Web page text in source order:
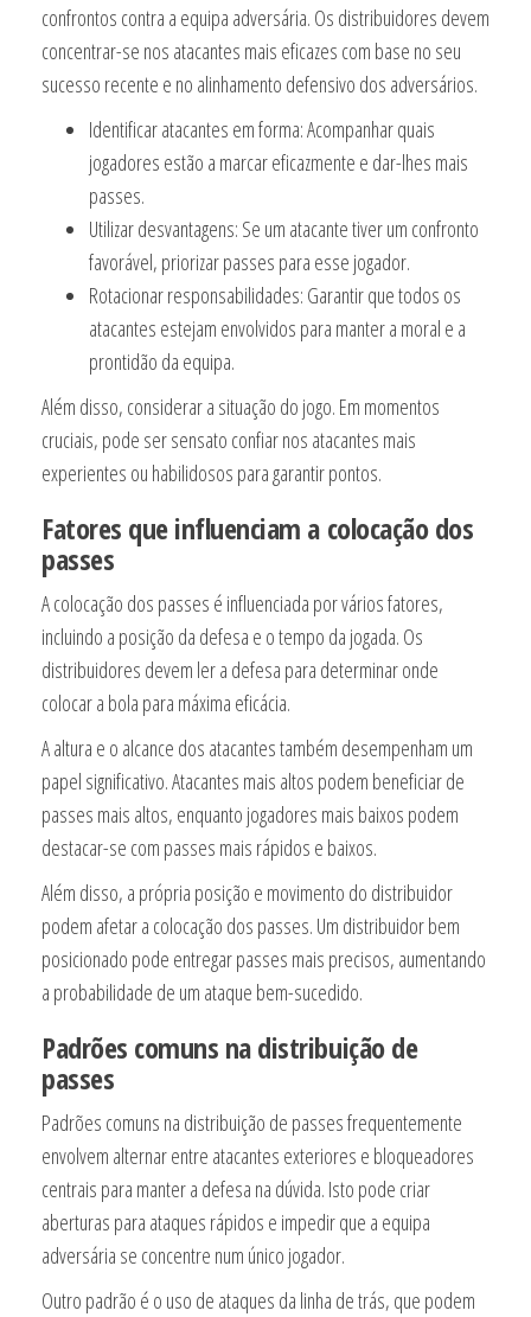
confrontos contra a equipa adversária. Os distribuidores devem
concentrar-se nos atacantes mais eficazes com base no seu
sucesso recente e no alinhamento defensivo dos adversários.
Identificar atacantes em forma: Acompanhar quais
jogadores estão a marcar eficazmente e dar-lhes mais
passes.
Utilizar desvantagens: Se um atacante tiver um confronto
favorável, priorizar passes para esse jogador.
Rotacionar responsabilidades: Garantir que todos os
atacantes estejam envolvidos para manter a moral e a
prontidão da equipa.
Além disso, considerar a situação do jogo. Em momentos
cruciais, pode ser sensato confiar nos atacantes mais
experientes ou habilidosos para garantir pontos.
Fatores que influenciam a colocação dos
passes
A colocação dos passes é influenciada por vários fatores,
incluindo a posição da defesa e o tempo da jogada. Os
distribuidores devem ler a defesa para determinar onde
colocar a bola para máxima eficácia.
A altura e o alcance dos atacantes também desempenham um
papel significativo. Atacantes mais altos podem beneficiar de
passes mais altos, enquanto jogadores mais baixos podem
destacar-se com passes mais rápidos e baixos.
Além disso, a própria posição e movimento do distribuidor
podem afetar a colocação dos passes. Um distribuidor bem
posicionado pode entregar passes mais precisos, aumentando
a probabilidade de um ataque bem-sucedido.
Padrões comuns na distribuição de
passes
Padrões comuns na distribuição de passes frequentemente
envolvem alternar entre atacantes exteriores e bloqueadores
centrais para manter a defesa na dúvida. Isto pode criar
aberturas para ataques rápidos e impedir que a equipa
adversária se concentre num único jogador.
Outro padrão é o uso de ataques da linha de trás, que podem